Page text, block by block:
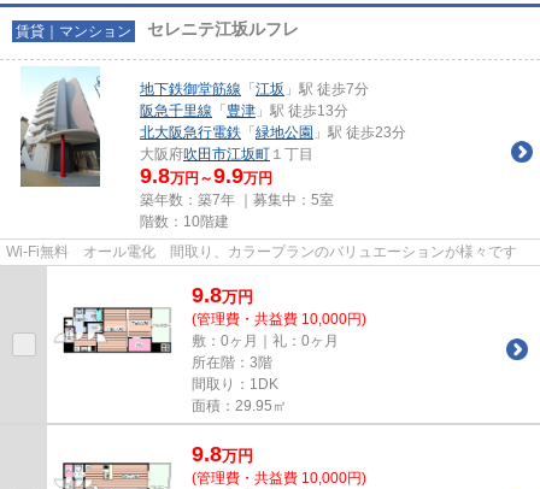
賃貸｜マンション セレニテ江坂ルフレ
地下鉄御堂筋線 「 江坂 」駅 徒歩7分
阪急千里線 「 豊津 」駅 徒歩13分
北大阪急行電鉄 「 緑地公園 」駅 徒歩23分
大阪府吹田市江坂町 １丁目
9.8万円～9.9万円
築年数：築7年 ｜募集中： 5室
階数：10階建
Wi-Fi無料 オール電化 間取り、カラープランのバリュエーションが様々です
9.8万円
(管理費・共益費 10,000円)
敷：0ヶ月｜礼：0ヶ月
所在階：3階
間取り：1DK
面積：29.95㎡
9.8万円
(管理費・共益費 10,000円)